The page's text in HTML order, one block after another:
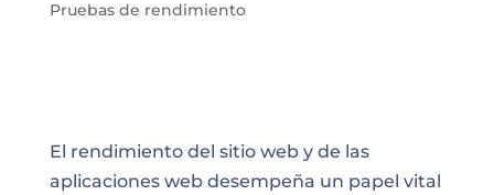
Pruebas de rendimiento
El rendimiento del sitio web y de las
aplicaciones web desempeña un papel vital